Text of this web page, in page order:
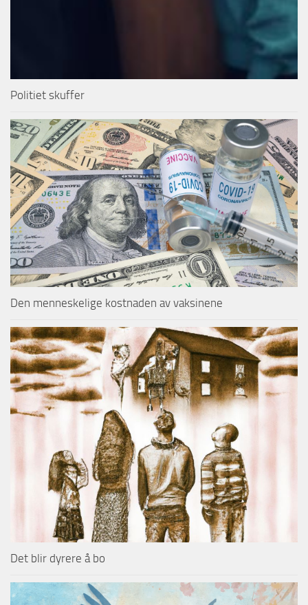
Politiet skuffer
Den menneskelige kostnaden av vaksinene
Det blir dyrere å bo